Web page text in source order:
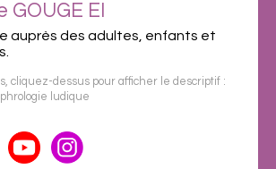
GOUGE EI
auprès des adultes, enfants et
cliquez-dessus pour afficher le descriptif :
ludique